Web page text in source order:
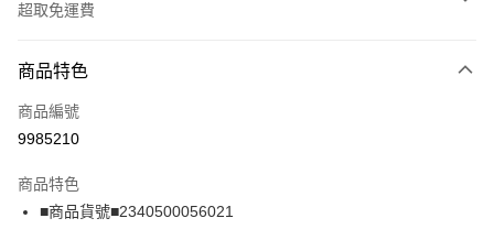
超取免運費
信用卡一次付款
超商取貨付款
Apple Pay
商品特色
商品編號
9985210
商品特色
■商品貨號■2340500056021